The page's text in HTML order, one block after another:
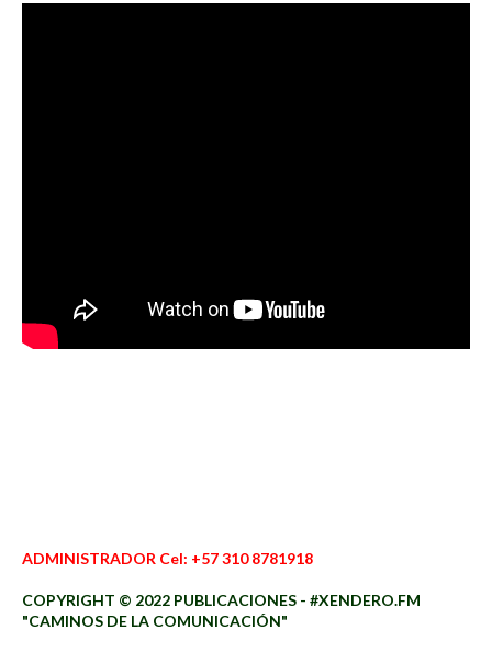
ADMINISTRADOR Cel: +57 310 8781918
COPYRIGHT © 2022 PUBLICACIONES - #XENDERO.FM
"CAMINOS DE LA COMUNICACIÓN"